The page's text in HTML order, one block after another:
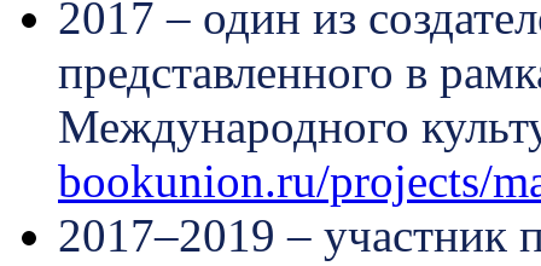
2017 – один из
представленного в
Международного
bookunion.ru/projects/
2017–2019 – участник